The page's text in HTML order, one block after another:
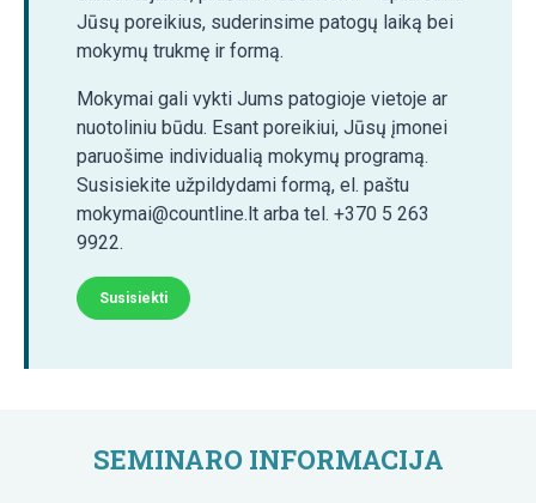
Jūsų poreikius, suderinsime patogų laiką bei
mokymų trukmę ir formą.
Mokymai gali vykti Jums patogioje vietoje ar
nuotoliniu būdu. Esant poreikiui, Jūsų įmonei
paruošime individualią mokymų programą.
Susisiekite užpildydami formą, el. paštu
mokymai@countline.lt arba tel. +370 5 263
9922.
Susisiekti
SEMINARO INFORMACIJA